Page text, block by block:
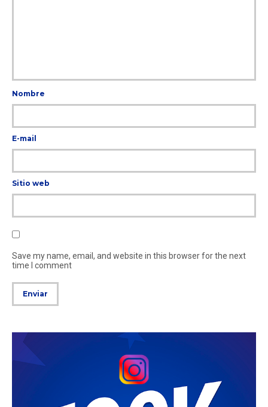
Nombre
E-mail
Sitio web
Save my name, email, and website in this browser for the next
time I comment